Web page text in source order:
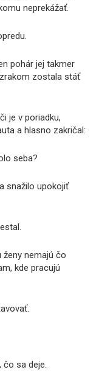
neprekážať.
pohár jej takmer
zostala stáť
je v poriadku,
a hlasno zakričal:
seba?
snažilo upokojiť
ženy nemajú čo
kde pracujú
sa deje.